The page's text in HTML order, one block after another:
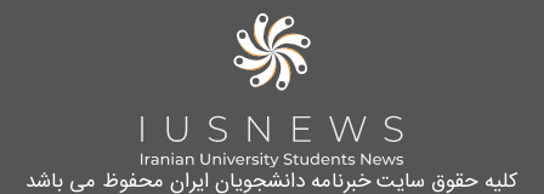
کلیه حقوق سایت خبرنامه دانشجویان ایران محفوظ می باشد